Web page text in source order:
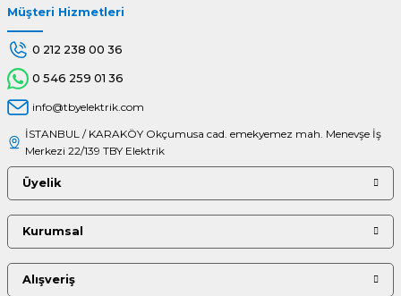
Müşteri Hizmetleri
0 212 238 00 36
0 546 259 01 36
info@tbyelektrik.com
İSTANBUL / KARAKÖY Okçumusa cad. emekyemez mah. Menevşe İş
Merkezi 22/139 TBY Elektrik
Üyelik
Kurumsal
Alışveriş